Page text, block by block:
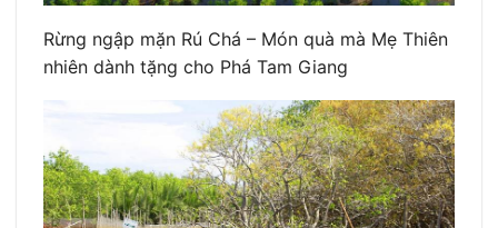
Rừng ngập mặn Rú Chá – Món quà mà Mẹ Thiên
nhiên dành tặng cho Phá Tam Giang